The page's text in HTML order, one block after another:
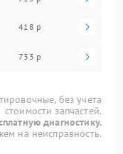
418 р
733 р
без учета
стоимости запчастей.
диагностику.
на неисправность.